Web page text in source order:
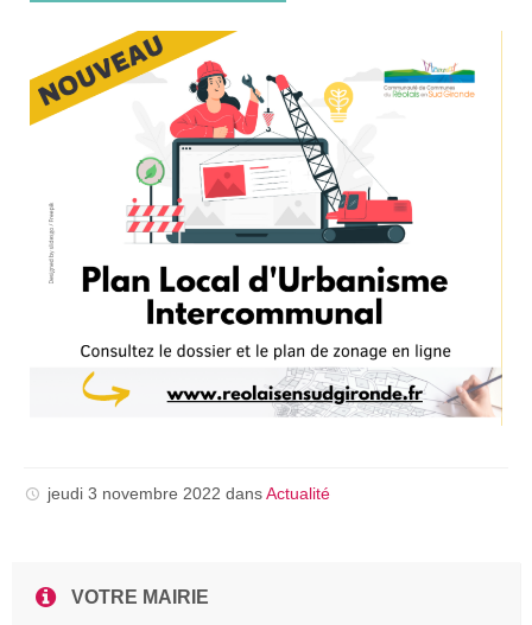
jeudi 3 novembre 2022 dansActualité
VOTRE MAIRIE